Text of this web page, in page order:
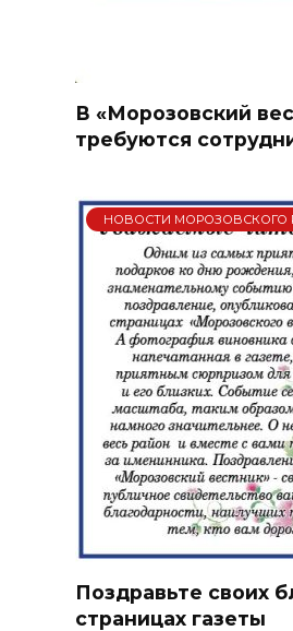
В «Морозовский
требуются
НОВОСТИ МОРОЗОВСКОГО
Поздравьте своих
страницах газеты